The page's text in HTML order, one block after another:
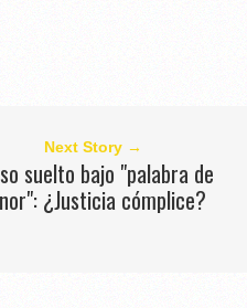
Next Story →
suelto bajo "palabra de
¿Justicia cómplice?